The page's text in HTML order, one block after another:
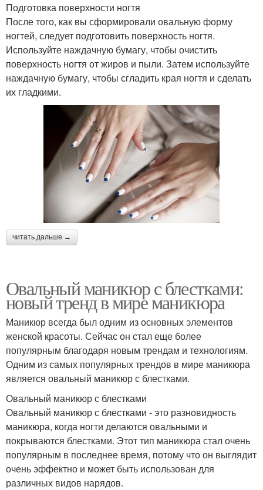
Подготовка поверхности ногтя
После того, как вы сформировали овальную форму
ногтей, следует подготовить поверхность ногтя.
Используйте наждачную бумагу, чтобы очистить
поверхность ногтя от жиров и пыли. Затем используйте
наждачную бумагу, чтобы сгладить края ногтя и сделать
их гладкими.
читать дальше →
Овальный маникюр с блестками:
новый тренд в мире маникюра
Маникюр всегда был одним из основных элементов
женской красоты. Сейчас он стал еще более
популярным благодаря новым трендам и технологиям.
Одним из самых популярных трендов в мире маникюра
является овальный маникюр с блестками.
Овальный маникюр с блестками
Овальный маникюр с блестками - это разновидность
маникюра, когда ногти делаются овальными и
покрываются блестками. Этот тип маникюра стал очень
популярным в последнее время, потому что он выглядит
очень эффектно и может быть использован для
различных видов нарядов.